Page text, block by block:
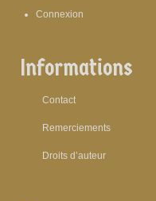
Connexion
Informations
Contact
Remerciements
Droits d’auteur